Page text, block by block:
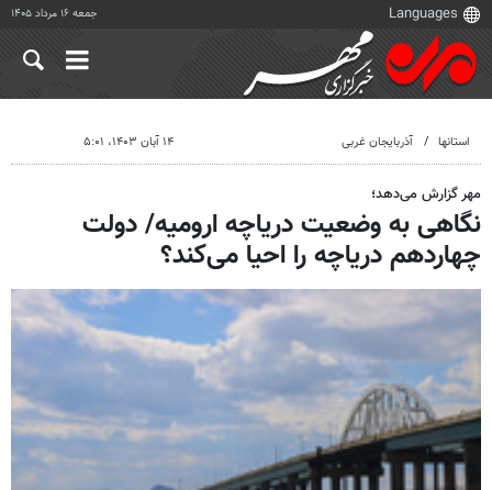
جمعه ۱۶ مرداد ۱۴۰۵
استانها آذربایجان غربی ۱۴ آبان ۱۴۰۳، ۵:۰۱
مهر گزارش می‌دهد؛
نگاهی به وضعیت دریاچه ارومیه/ دولت
چهاردهم دریاچه را احیا می‌کند؟